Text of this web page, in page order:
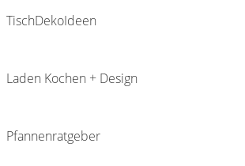
TischDekoIdeen
Laden Kochen + Design
Pfannenratgeber